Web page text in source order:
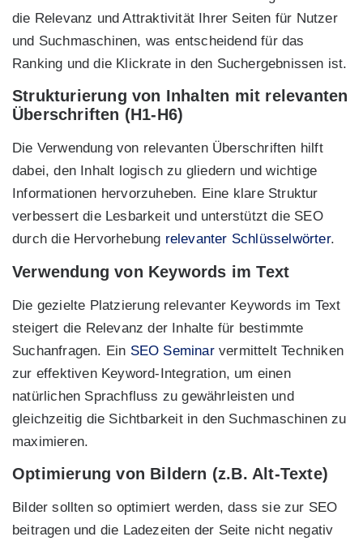
die Relevanz und Attraktivität Ihrer Seiten für Nutzer
und Suchmaschinen, was entscheidend für das
Ranking und die Klickrate in den Suchergebnissen ist.
Strukturierung von Inhalten mit relevanten
Überschriften (H1-H6)
Die Verwendung von relevanten Überschriften hilft
dabei, den Inhalt logisch zu gliedern und wichtige
Informationen hervorzuheben. Eine klare Struktur
verbessert die Lesbarkeit und unterstützt die SEO
durch die Hervorhebung relevanter Schlüsselwörter.
Verwendung von Keywords im Text
Die gezielte Platzierung relevanter Keywords im Text
steigert die Relevanz der Inhalte für bestimmte
Suchanfragen. Ein SEO Seminarvermittelt Techniken
zur effektiven Keyword-Integration, um einen
natürlichen Sprachfluss zu gewährleisten und
gleichzeitig die Sichtbarkeit in den Suchmaschinen zu
maximieren.
Optimierung von Bildern (z.B. Alt-Texte)
Bilder sollten so optimiert werden, dass sie zur SEO
beitragen und die Ladezeiten der Seite nicht negativ